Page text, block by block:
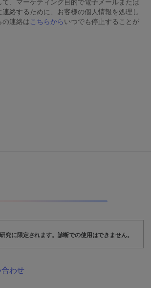
究に限定されます。診断での使用はできません。
わせ